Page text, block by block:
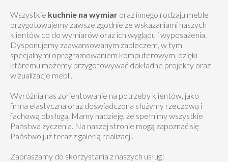
Wszystkie kuchnie na wymiar oraz innego rodzaju meble
przygotowujemy zawsze zgodnie ze wskazaniami naszych
klientów co do wymiarów oraz ich wyglądu i wyposażenia.
Dysponujemy zaawansowanym zapleczem, w tym
specjalnymi oprogramowaniem komputerowym, dzięki
któremu możemy przygotowywać dokładne projekty oraz
wizualizacje mebli.
Wyróżnia nas zorientowanie na potrzeby klientów, jako
firma elastyczna oraz doświadczona służymy rzeczową i
fachową obsługą. Mamy nadzieję, że spełnimy wszystkie
Państwa życzenia. Na naszej stronie mogą zapoznać się
Państwo już teraz z galerią realizacji.
Zapraszamy do skorzystania z naszych usług!